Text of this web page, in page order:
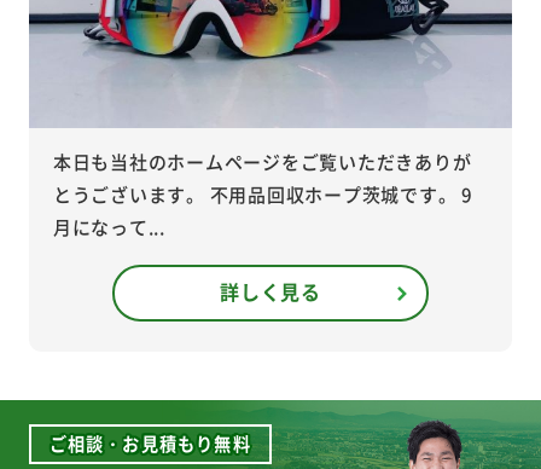
本日も当社のホームページをご覧いただきありが
とうございます。 不用品回収ホープ茨城です。 9
月になって...
詳しく見る
ご相談・お見積もり無料